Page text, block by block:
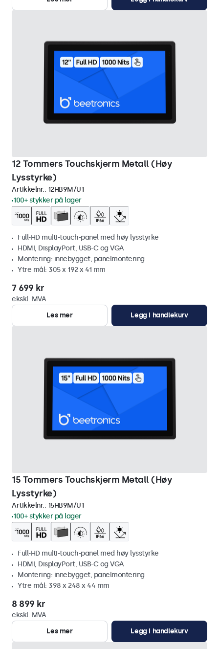
12 Tommers Touchskjerm Metall (Høy
Lysstyrke)
Artikkelnr.: 12HB9M/U1
100+ stykker på lager
Full-HD multi-touch-panel med høy lysstyrke
HDMI, DisplayPort, USB-C og VGA
Montering: innebygget, panelmontering
Ytre mål: 305 x 192 x 41 mm
7 699 kr
ekskl. MVA
Les mer
Legg i handlekurv
15 Tommers Touchskjerm Metall (Høy
Lysstyrke)
Artikkelnr.: 15HB9M/U1
100+ stykker på lager
Full-HD multi-touch-panel med høy lysstyrke
HDMI, DisplayPort, USB-C og VGA
Montering: innebygget, panelmontering
Ytre mål: 398 x 248 x 44 mm
8 899 kr
ekskl. MVA
Les mer
Legg i handlekurv